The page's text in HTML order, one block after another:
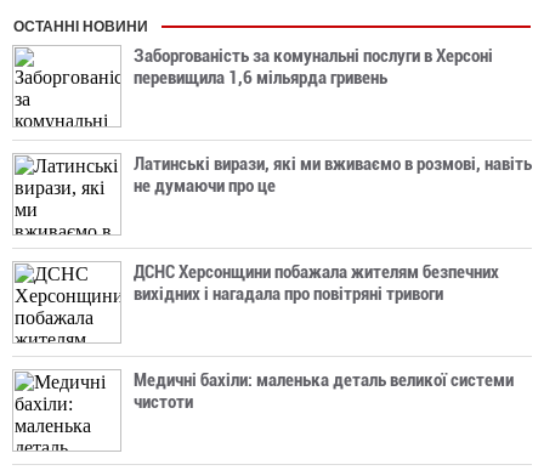
ОСТАННІ НОВИНИ
Заборгованість за комунальні послуги в Херсоні
перевищила 1,6 мільярда гривень
Латинські вирази, які ми вживаємо в розмові, навіть
не думаючи про це
ДСНС Херсонщини побажала жителям безпечних
вихідних і нагадала про повітряні тривоги
Медичні бахіли: маленька деталь великої системи
чистоти